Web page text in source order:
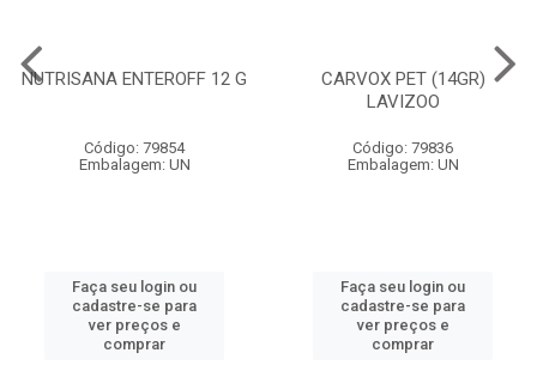
NUTRISANA ENTEROFF 12 G
Código: 79854
Embalagem: UN
Faça seu login ou
cadastre-se para
ver preços e
comprar
CARVOX PET (14GR)
LAVIZOO
Código: 79836
Embalagem: UN
Faça seu login ou
cadastre-se para
ver preços e
comprar